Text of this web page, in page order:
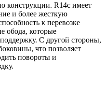
конструкции. R14c имеет
и более жесткую
к перевозке
обода, которые
С другой стороны,
что позволяет
повороты и